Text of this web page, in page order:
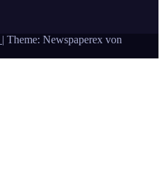
| Theme: Newspaperex von